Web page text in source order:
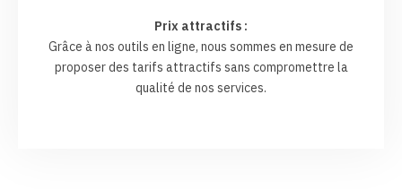
Prix attractifs :
Grâce à nos outils en ligne, nous sommes en mesure de
proposer des tarifs attractifs sans compromettre la
qualité de nos services.